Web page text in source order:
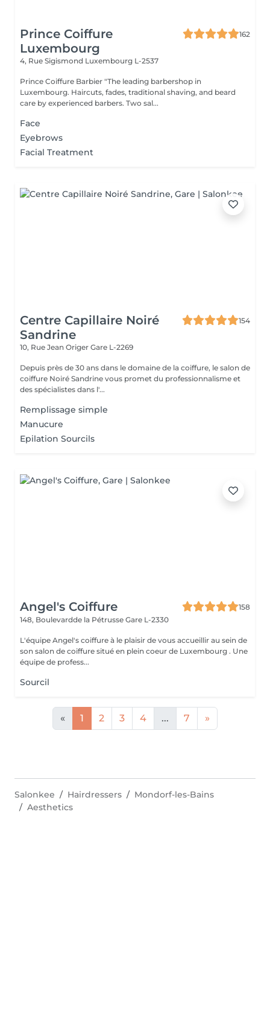
Prince Coiffure
Luxembourg
162
4, Rue Sigismond Luxembourg L-2537
Prince Coiffure Barbier "The leading barbershop in
Luxembourg. Haircuts, fades, traditional shaving, and beard
care by experienced barbers. Two sal...
Face
Eyebrows
Facial Treatment
Centre Capillaire Noiré
Sandrine
154
10, Rue Jean Origer Gare L-2269
Depuis près de 30 ans dans le domaine de la coiffure, le salon de
coiffure Noiré Sandrine vous promet du professionnalisme et
des spécialistes dans l'...
Remplissage simple
Manucure
Epilation Sourcils
Angel's Coiffure
158
148, Boulevardde la Pétrusse Gare L-2330
L'équipe Angel's coiffure à le plaisir de vous accueillir au sein de
son salon de coiffure situé en plein coeur de Luxembourg . Une
équipe de profess...
Sourcil
« 1 2 3 4 ... 7 »
Salonkee Hairdressers
Mondorf-les-Bains
Aesthetics